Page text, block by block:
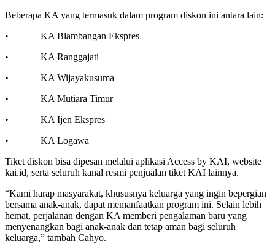
Beberapa KA yang termasuk dalam program diskon ini antara lain:
• KA Blambangan Ekspres
• KA Ranggajati
• KA Wijayakusuma
• KA Mutiara Timur
• KA Ijen Ekspres
• KA Logawa
Tiket diskon bisa dipesan melalui aplikasi Access by KAI, website
kai.id, serta seluruh kanal resmi penjualan tiket KAI lainnya.
“Kami harap masyarakat, khususnya keluarga yang ingin bepergian
bersama anak-anak, dapat memanfaatkan program ini. Selain lebih
hemat, perjalanan dengan KA memberi pengalaman baru yang
menyenangkan bagi anak-anak dan tetap aman bagi seluruh
keluarga,” tambah Cahyo.